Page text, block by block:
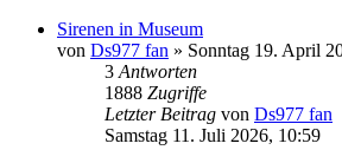
Sirenen in Museum
von Ds977 fan » Sonntag 19. April
3 Antworten
1888 Zugriffe
Letzter Beitrag von Ds977 fan
Samstag 11. Juli 2026, 10:59